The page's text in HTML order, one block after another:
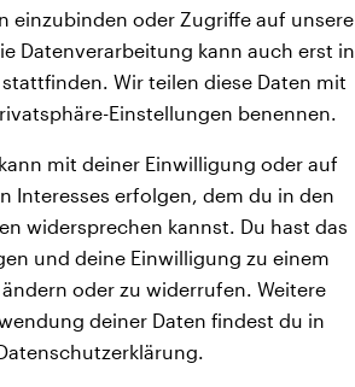
einzubinden oder Zugriffe auf unsere
Datenverarbeitung kann auch erst in
Wir teilen diese Daten mit
Einstellungen benennen.
mit deiner Einwilligung oder auf
Interesses erfolgen, dem du in den
widersprechen kannst. Du hast das
und deine Einwilligung zu einem
oder zu widerrufen. Weitere
deiner Daten findest du in